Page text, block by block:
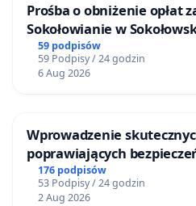
Prośba o obniżenie opłat
Sokołowianie w
59 podpisów
59 Podpisy / 24 godzin
6 Aug 2026
Wprowadzenie
poprawiających
Żeromskiego w Otwocku
176 podpisów
53 Podpisy / 24 godzin
2 Aug 2026